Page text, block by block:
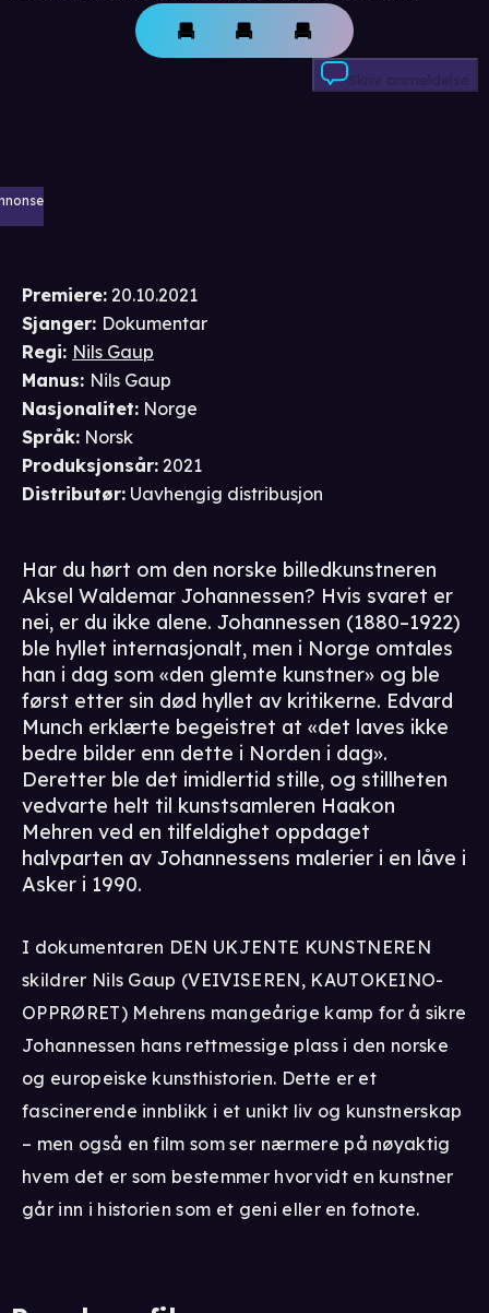
Skriv anmeldelse
Premiere: 20.10.2021
Sjanger: Dokumentar
Regi: Nils Gaup
Manus: Nils Gaup
Nasjonalitet: Norge
Språk: Norsk
Produksjonsår: 2021
Distributør: Uavhengig distribusjon
Har du hørt om den norske billedkunstneren
Aksel Waldemar Johannessen? Hvis svaret er
nei, er du ikke alene. Johannessen (1880–1922)
ble hyllet internasjonalt, men i Norge omtales
han i dag som «den glemte kunstner» og ble
først etter sin død hyllet av kritikerne. Edvard
Munch erklærte begeistret at «det laves ikke
bedre bilder enn dette i Norden i dag».
Deretter ble det imidlertid stille, og stillheten
vedvarte helt til kunstsamleren Haakon
Mehren ved en tilfeldighet oppdaget
halvparten av Johannessens malerier i en låve i
Asker i 1990.
I dokumentaren DEN UKJENTE KUNSTNEREN
skildrer Nils Gaup (VEIVISEREN, KAUTOKEINO-
OPPRØRET) Mehrens mangeårige kamp for å sikre
Johannessen hans rettmessige plass i den norske
og europeiske kunsthistorien. Dette er et
fascinerende innblikk i et unikt liv og kunstnerskap
– men også en film som ser nærmere på nøyaktig
hvem det er som bestemmer hvorvidt en kunstner
går inn i historien som et geni eller en fotnote.